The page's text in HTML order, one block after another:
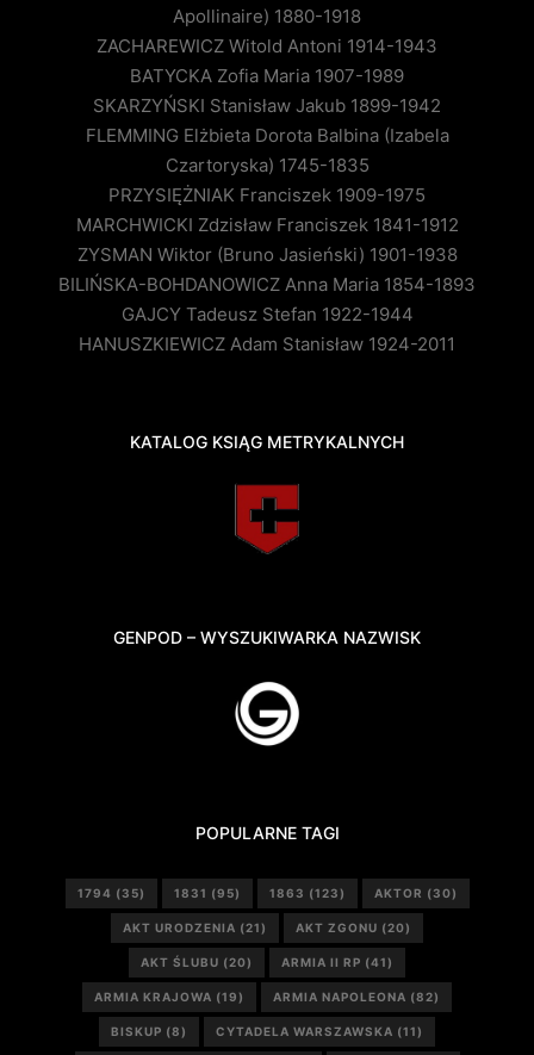
Apollinaire) 1880-1918
ZACHAREWICZ Witold Antoni 1914-1943
BATYCKA Zofia Maria 1907-1989
SKARZYŃSKI Stanisław Jakub 1899-1942
FLEMMING Elżbieta Dorota Balbina (Izabela
Czartoryska) 1745-1835
PRZYSIĘŻNIAK Franciszek 1909-1975
MARCHWICKI Zdzisław Franciszek 1841-1912
ZYSMAN Wiktor (Bruno Jasieński) 1901-1938
BILIŃSKA-BOHDANOWICZ Anna Maria 1854-1893
GAJCY Tadeusz Stefan 1922-1944
HANUSZKIEWICZ Adam Stanisław 1924-2011
KATALOG KSIĄG METRYKALNYCH
GENPOD – WYSZUKIWARKA NAZWISK
POPULARNE TAGI
1794 (35) 1831 (95) 1863 (123) AKTOR (30)
AKT URODZENIA (21) AKT ZGONU (20)
AKT ŚLUBU (20) ARMIA II RP (41)
ARMIA KRAJOWA (19) ARMIA NAPOLEONA (82)
BISKUP (8) CYTADELA WARSZAWSKA (11)